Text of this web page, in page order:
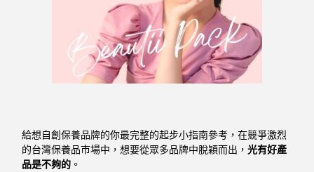
給想自創保養品牌的你最完整的起步小指南參考，在競爭激烈
的台灣保養品市場中，想要從眾多品牌中脫穎而出，光有好產
品是不夠的 。